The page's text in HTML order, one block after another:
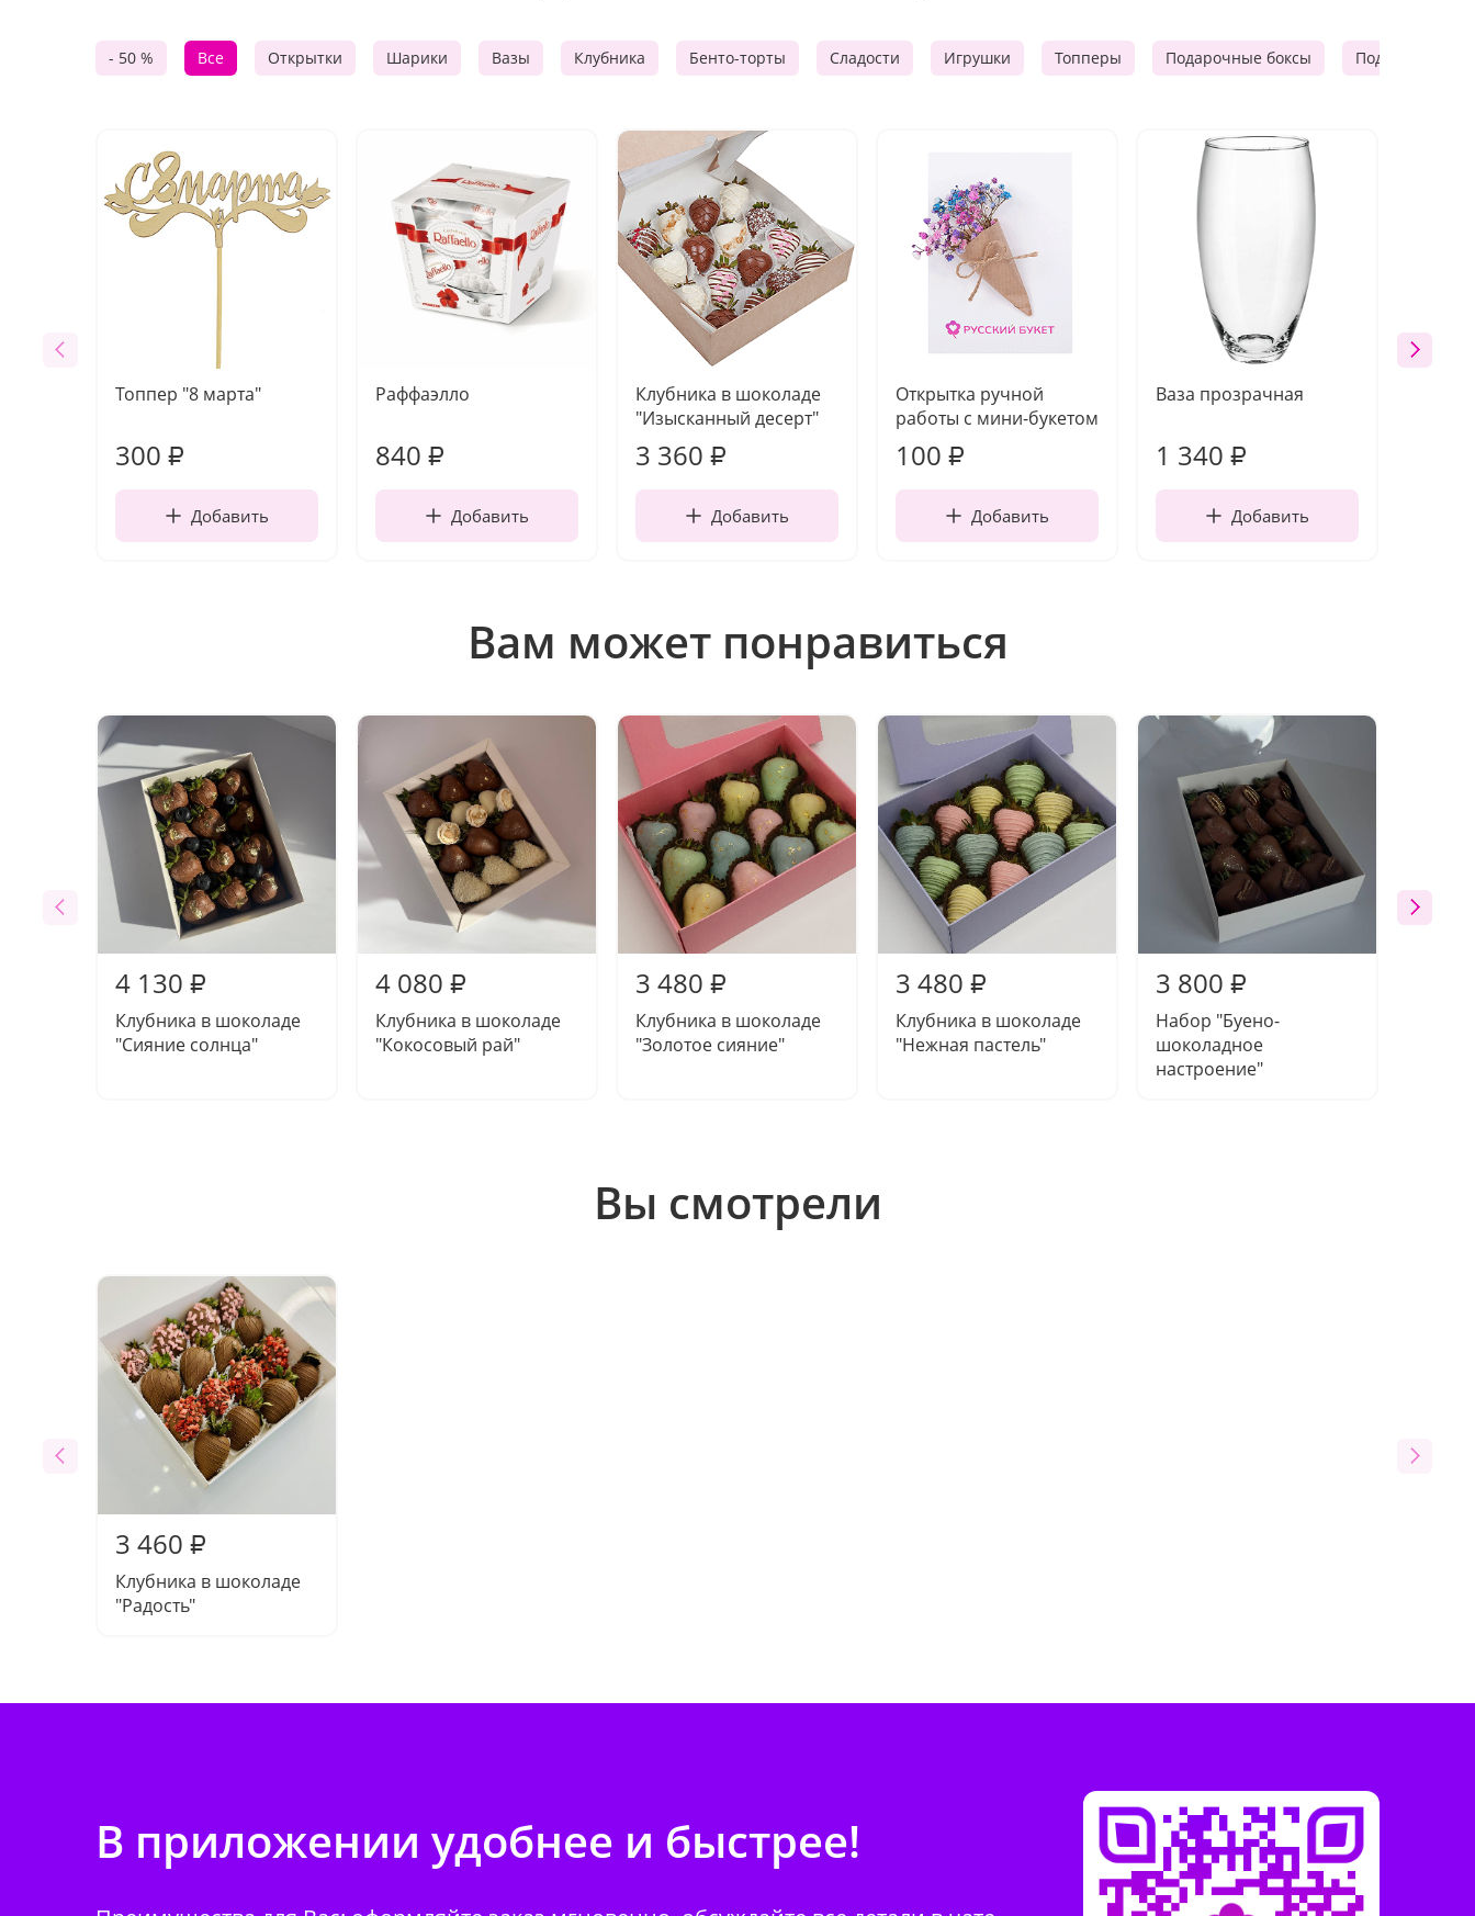
- 50 % Все Открытки Шарики Вазы Клубника Бенто-торты Сладости Игрушки Топперы Подарочные боксы Подарочные
Топпер "8 марта"
300 ₽
Добавить
Раффаэлло
840 ₽
Добавить
Клубника в шоколаде
"Изысканный десерт"
3 360 ₽
Добавить
Открытка ручной
работы с мини-букетом
100 ₽
Добавить
Ваза прозрачная
1 340 ₽
Добавить
Вам может понравиться
4 130 ₽
Клубника в шоколаде
"Сияние солнца"
4 080 ₽
Клубника в шоколаде
"Кокосовый рай"
3 480 ₽
Клубника в шоколаде
"Золотое сияние"
3 480 ₽
Клубника в шоколаде
"Нежная пастель"
3 800 ₽
Набор "Буено-
шоколадное
настроение"
Вы смотрели
3 460 ₽
Клубника в шоколаде
"Радость"
В приложении удобнее и быстрее!